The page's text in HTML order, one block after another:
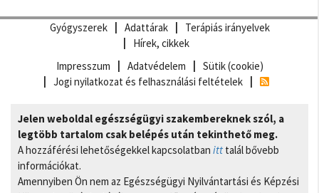
Gyógyszerek Adattárak
Terápiás irányelvek
Hírek, cikkek
Impresszum
Adatvédelem
Sütik (cookie)
Jogi nyilatkozat és felhasználási feltételek
Jelen weboldal egészségügyi szakembereknek szól, a
legtöbb tartalom csak belépés után tekinthető meg.
A hozzáférési lehetőségekkel kapcsolatban itt talál bővebb
információkat.
Amennyiben Ön nem az Egészségügyi Nyilvántartási és Képzési